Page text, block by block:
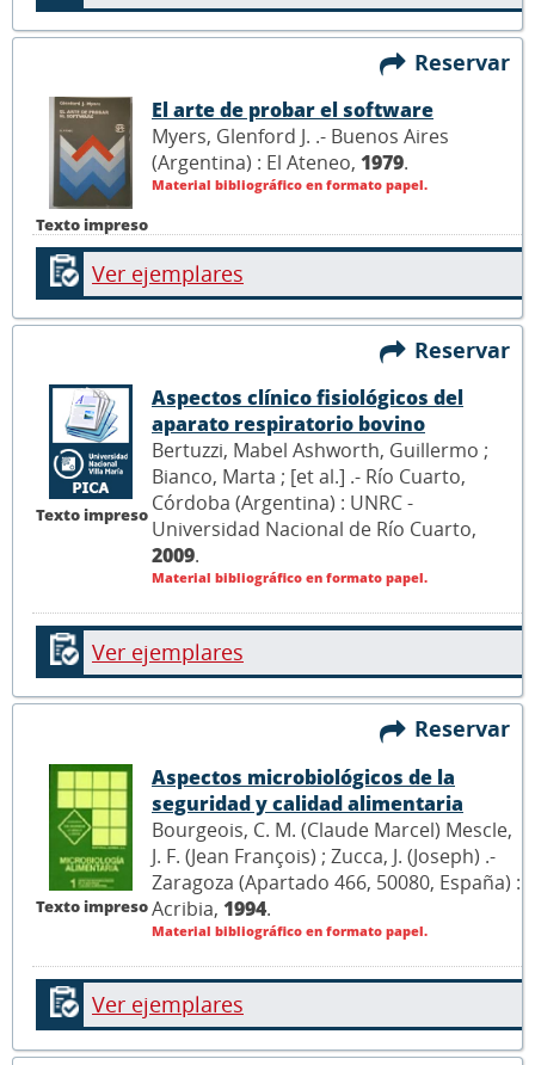
Reservar
Texto impreso
El arte de probar el software
Myers, Glenford J. .- Buenos Aires
(Argentina) : El Ateneo, 1979.
Material bibliográfico en formato papel.
Ver ejemplares
Reservar
Texto impreso
Aspectos clínico fisiológicos del
aparato respiratorio bovino
Bertuzzi, Mabel Ashworth, Guillermo ;
Bianco, Marta ; [et al.] .- Río Cuarto,
Córdoba (Argentina) : UNRC -
Universidad Nacional de Río Cuarto,
2009.
Material bibliográfico en formato papel.
Ver ejemplares
Reservar
Texto impreso
Aspectos microbiológicos de la
seguridad y calidad alimentaria
Bourgeois, C. M. (Claude Marcel) Mescle,
J. F. (Jean François) ; Zucca, J. (Joseph) .-
Zaragoza (Apartado 466, 50080, España) :
Acribia, 1994.
Material bibliográfico en formato papel.
Ver ejemplares